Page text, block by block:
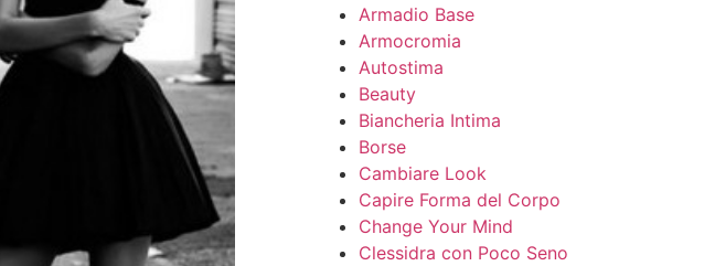
Armadio Base
Armocromia
Autostima
Beauty
Biancheria Intima
Borse
Cambiare Look
Capire Forma del Corpo
Change Your Mind
Clessidra con Poco Seno